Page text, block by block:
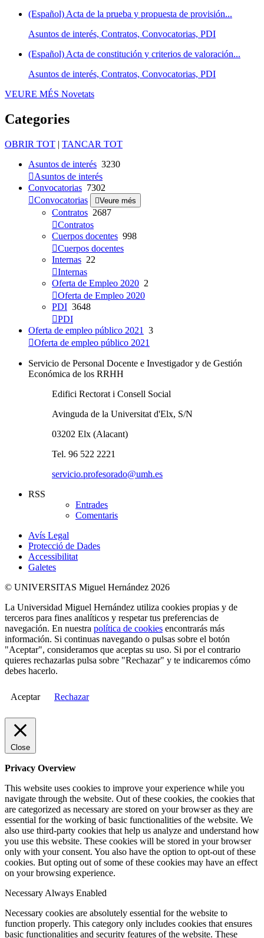
(Español) Acta de la prueba y propuesta de provisión...
Asuntos de interés, Contratos, Convocatorias, PDI
(Español) Acta de constitución y criterios de valoración...
Asuntos de interés, Contratos, Convocatorias, PDI
VEURE MÉS Novetats
Categories
OBRIR TOT | TANCAR TOT
Asuntos de interés 3230
Asuntos de interés
Convocatorias 7302
Convocatorias
Veure més
Contratos 2687
Contratos
Cuerpos docentes 998
Cuerpos docentes
Internas 22
Internas
Oferta de Empleo 2020 2
Oferta de Empleo 2020
PDI 3648
PDI
Oferta de empleo público 2021
3
Oferta de empleo público 2021
Servicio de Personal Docente e Investigador y de Gestión
Económica de los RRHH
Edifici Rectorat i Consell Social
Avinguda de la Universitat d'Elx, S/N
03202 Elx (Alacant)
Tel. 96 522 2221
servicio.profesorado@umh.es
RSS
Entrades
Comentaris
Avís Legal
Protecció de Dades
Accessibilitat
Galetes
© UNIVERSITAS Miguel Hernández 2026
La Universidad Miguel Hernández utiliza cookies propias y de
terceros para fines analíticos y respetar tus preferencias de
navegación. En nuestra política de cookies encontrarás más
información. Si continuas navegando o pulsas sobre el botón
"Aceptar", consideramos que aceptas su uso. Si por el contrario
quieres rechazarlas pulsa sobre "Rechazar" y te indicaremos cómo
debes hacerlo.
Aceptar Rechazar
Close
Privacy Overview
This website uses cookies to improve your experience while you
navigate through the website. Out of these cookies, the cookies that
are categorized as necessary are stored on your browser as they are
essential for the working of basic functionalities of the website. We
also use third-party cookies that help us analyze and understand how
you use this website. These cookies will be stored in your browser
only with your consent. You also have the option to opt-out of these
cookies. But opting out of some of these cookies may have an effect
on your browsing experience.
Necessary Always Enabled
Necessary cookies are absolutely essential for the website to
function properly. This category only includes cookies that ensures
basic functionalities and security features of the website. These